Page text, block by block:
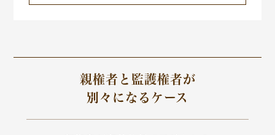
親権者と監護権者が
別々になるケース